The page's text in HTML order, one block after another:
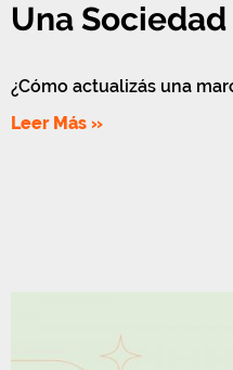
Una
¿Cómo actualizás una
Leer Más »